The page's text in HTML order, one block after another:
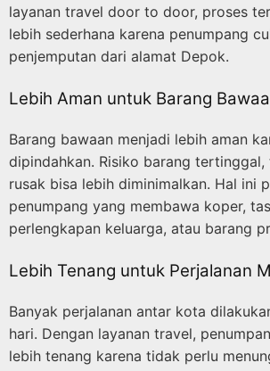
layanan travel door to door, proses
lebih sederhana karena penumpang
penjemputan dari alamat Depok.
Lebih Aman untuk Barang
Barang bawaan menjadi lebih aman
dipindahkan. Risiko barang tertinggal,
rusak bisa lebih diminimalkan. Hal ini
penumpang yang membawa koper,
perlengkapan keluarga, atau barang
Lebih Tenang untuk Perjalanan
Banyak perjalanan antar kota
hari. Dengan layanan travel,
lebih tenang karena tidak perlu